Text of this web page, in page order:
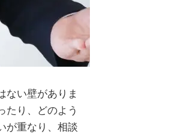
ない壁がありま
たり、どのよう
が重なり、相談